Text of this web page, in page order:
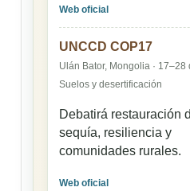
Web oficial
UNCCD COP17
Ulán Bator, Mongolia · 17–28
Suelos y desertificación
Debatirá restauración
sequía, resiliencia y
comunidades rurales.
Web oficial